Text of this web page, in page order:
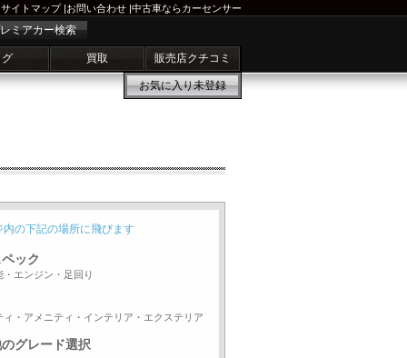
サイトマップ|お問い合わせ |中古車ならカーセンサー
ミアカー検索
買取 販売店クチコミ
お気に入り未登録
内の下記の場所に飛びます
ック
・エンジン・足回り
ィ・アメニティ・インテリア・エクステリア
グレード選択